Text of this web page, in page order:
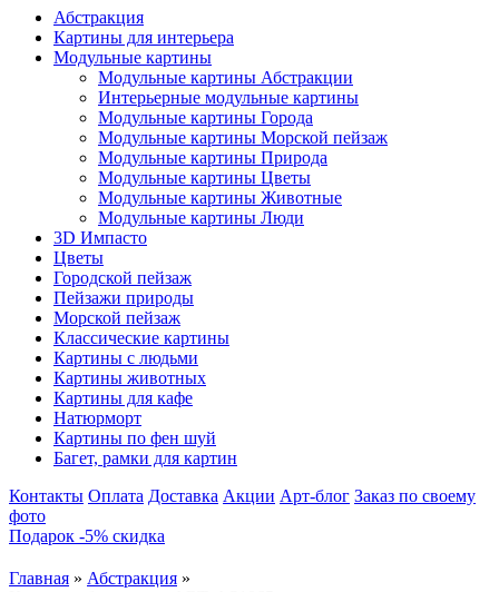
Абстракция
Картины для интерьера
Модульные картины
Модульные картины Абстракции
Интерьерные модульные картины
Модульные картины Города
Модульные картины Морской пейзаж
Модульные картины Природа
Модульные картины Цветы
Модульные картины Животные
Модульные картины Люди
3D Импасто
Цветы
Городской пейзаж
Пейзажи природы
Морской пейзаж
Классические картины
Картины с людьми
Картины животных
Картины для кафе
Натюрморт
Картины по фен шуй
Багет, рамки для картин
Контакты Оплата Доставка Акции Арт-блог Заказ по своему
фото
Подарок -5% скидка
Главная » Абстракция »